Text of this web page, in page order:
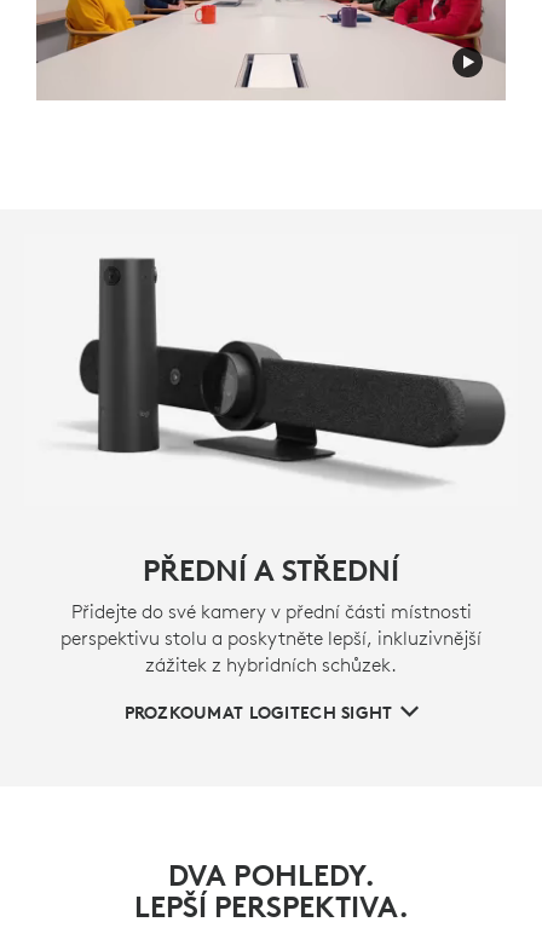
PŘEDNÍ A STŘEDNÍ
Přidejte do své kamery v přední části místnosti
perspektivu stolu a poskytněte lepší, inkluzivnější
zážitek z hybridních schůzek.
PROZKOUMAT LOGITECH SIGHT
DVA POHLEDY.
LEPŠÍ PERSPEKTIVA.